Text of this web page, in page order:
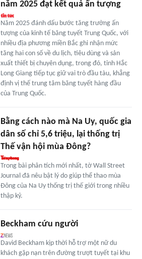
năm 2025 đạt kết quả ấn tượng
Năm 2025 đánh dấu bước tăng trưởng ấn
tượng của kinh tế băng tuyết Trung Quốc, với
nhiều địa phương miền Bắc ghi nhận mức
tăng hai con số về du lịch, tiêu dùng và sản
xuất thiết bị chuyên dụng, trong đó, tỉnh Hắc
Long Giang tiếp tục giữ vai trò đầu tàu, khẳng
định vị thế trung tâm băng tuyết hàng đầu
của Trung Quốc.
Bằng cách nào mà Na Uy, quốc gia
dân số chỉ 5,6 triệu, lại thống trị
Thế vận hội mùa Đông?
Trong bài phân tích mới nhất, tờ Wall Street
Journal đã nêu bật lý do giúp thể thao mùa
Đông của Na Uy thống trị thế giới trong nhiều
thập kỷ.
Beckham cứu người
David Beckham kịp thời hỗ trợ một nữ du
khách gặp nạn trên đường trượt tuyết tại khu